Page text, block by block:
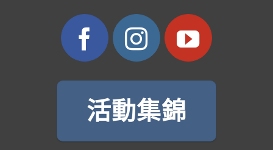
活動集錦